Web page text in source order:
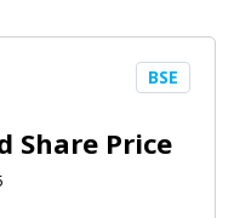
Share Price
BSE